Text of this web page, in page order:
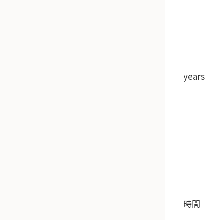
years
時間